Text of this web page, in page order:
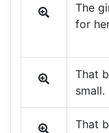
The
for
That
small.
That